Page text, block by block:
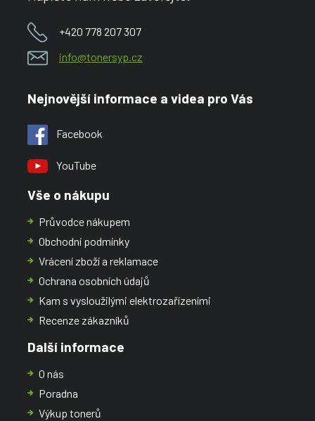
+420 778 207 307
info@tonersyp.cz
Nejnovější informace a videa pro Vás
Facebook
YouTube
Vše o nákupu
Průvodce nákupem
Obchodní podmínky
Vrácení zboží a reklamace
Ochrana osobních údajů
Kam s vysloužilými elektrozařízeními
Recenze zákazníků
Další informace
O nás
Poradna
Výkup tonerů